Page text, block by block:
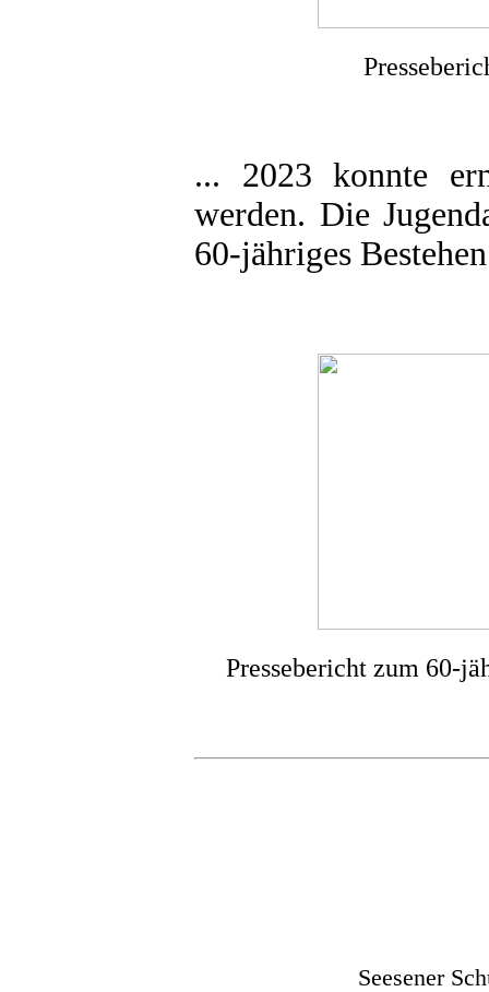
... 2023 konnte
werden. Die
60-jähriges
Pressebericht zum 60-
Seesener